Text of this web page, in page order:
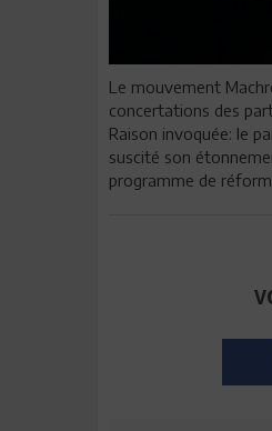
Le mouvement
concertations des
Raison invoquée: le
suscité son
programme de